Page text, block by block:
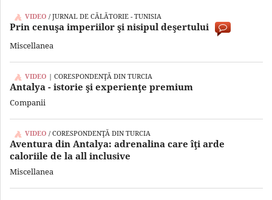
VIDEO / JURNAL DE CĂLĂTORIE - TUNISIA
Prin cenuşa imperiilor şi nisipul deşertului
Miscellanea
VIDEO | CORESPONDENŢĂ DIN TURCIA
Antalya - istorie şi experienţe premium
Companii
VIDEO / CORESPONDENŢĂ DIN TURCIA
Aventura din Antalya: adrenalina care îţi arde
caloriile de la all inclusive
Miscellanea